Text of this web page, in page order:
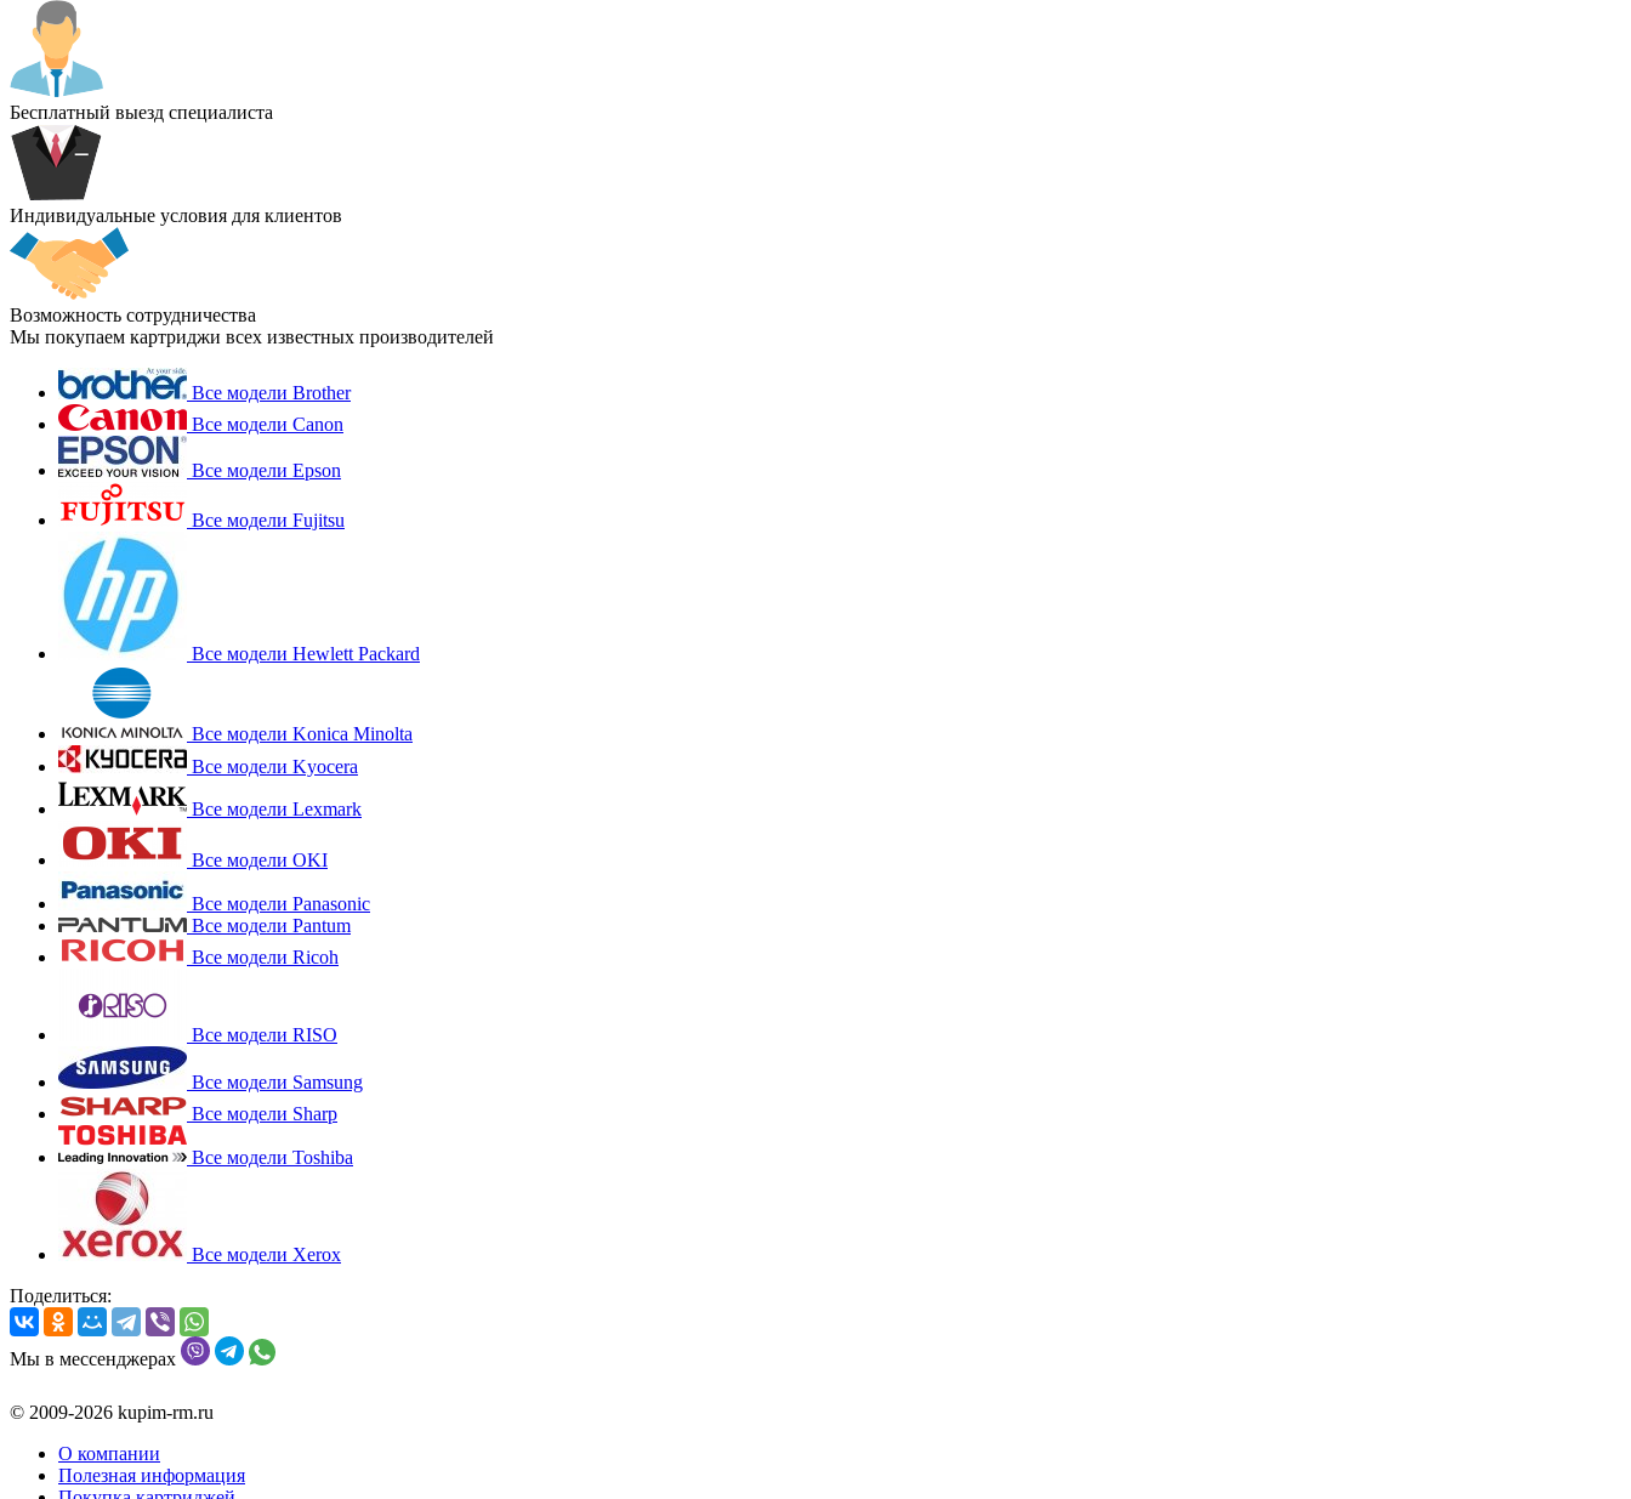
Бесплатный выезд специалиста
Индивидуальные условия для клиентов
Возможность сотрудничества
Мы покупаем картриджи всех известных производителей
Все модели Brother
Все модели Canon
Все модели Epson
Все модели Fujitsu
Все модели Hewlett Packard
Все модели Konica Minolta
Все модели Kyocera
Все модели Lexmark
Все модели OKI
Все модели Panasonic
Все модели Pantum
Все модели Ricoh
Все модели RISO
Все модели Samsung
Все модели Sharp
Все модели Toshiba
Все модели Xerox
Поделиться:
Мы в мессенджерах
© 2009-2026 kupim-rm.ru
О компании
Полезная информация